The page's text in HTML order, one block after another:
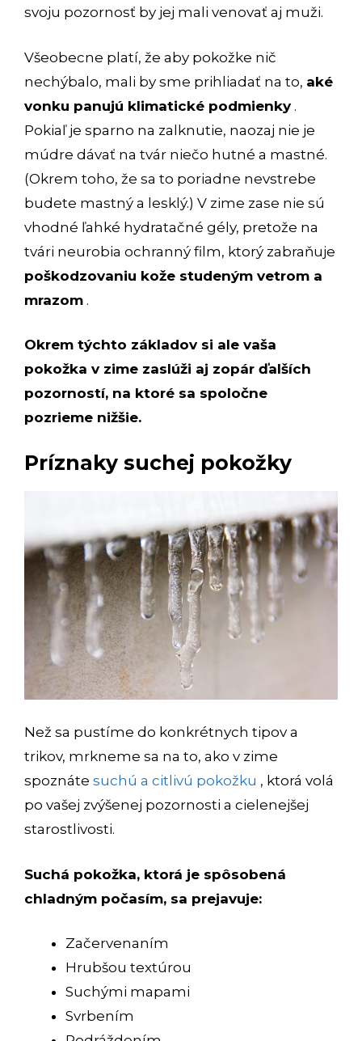
svoju pozornosť by jej mali venovať aj muži.
Všeobecne platí, že aby pokožke nič
nechýbalo, mali by sme prihliadať na to, aké
vonku panujú klimatické podmienky.
Pokiaľ je sparno na zalknutie, naozaj nie je
múdre dávať na tvár niečo hutné a mastné.
(Okrem toho, že sa to poriadne nevstrebe
budete mastný a lesklý.) V zime zase nie sú
vhodné ľahké hydratačné gély, pretože na
tvári neurobia ochranný film, ktorý zabraňuje
poškodzovaniu kože studeným vetrom a
mrazom .
Okrem týchto základov si ale vaša
pokožka v zime zaslúži aj zopár ďalších
pozorností, na ktoré sa spoločne
pozrieme nižšie.
Príznaky suchej pokožky
Než sa pustíme do konkrétnych tipov a
trikov, mrkneme sa na to, ako v zime
spoznáte suchú a citlivú pokožku , ktorá volá
po vašej zvýšenej pozornosti a cielenejšej
starostlivosti.
Suchá pokožka, ktorá je spôsobená
chladným počasím, sa prejavuje:
Začervenaním
Hrubšou textúrou
Suchými mapami
Svrbením